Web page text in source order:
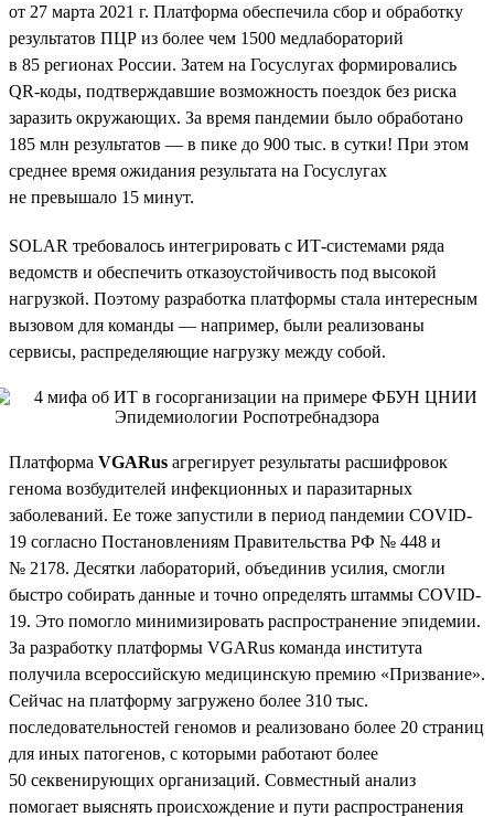
от 27 марта 2021 г. Платформа обеспечила сбор и обработку
результатов ПЦР из более чем 1500 медлабораторий
в 85 регионах России. Затем на Госуслугах формировались
QR-коды, подтверждавшие возможность поездок без риска
заразить окружающих. За время пандемии было обработано
185 млн результатов — в пике до 900 тыс. в сутки! При этом
среднее время ожидания результата на Госуслугах
не превышало 15 минут.
SOLAR требовалось интегрировать с ИТ-системами ряда
ведомств и обеспечить отказоустойчивость под высокой
нагрузкой. Поэтому разработка платформы стала интересным
вызовом для команды — например, были реализованы
сервисы, распределяющие нагрузку между собой.
Платформа VGARus агрегирует результаты расшифровок
генома возбудителей инфекционных и паразитарных
заболеваний. Ее тоже запустили в период пандемии COVID-
19 согласно Постановлениям Правительства РФ № 448 и
№ 2178. Десятки лабораторий, объединив усилия, смогли
быстро собирать данные и точно определять штаммы COVID-
19. Это помогло минимизировать распространение эпидемии.
За разработку платформы VGARus команда института
получила всероссийскую медицинскую премию «Призвание».
Сейчас на платформу загружено более 310 тыс.
последовательностей геномов и реализовано более 20 страниц
для иных патогенов, с которыми работают более
50 секвенирующих организаций. Совместный анализ
помогает выяснять происхождение и пути распространения